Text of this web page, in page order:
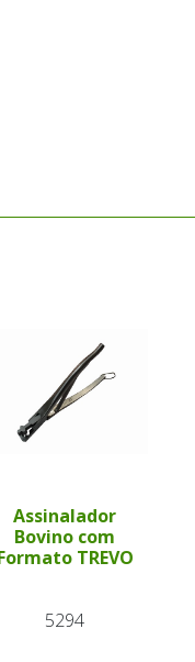
Assinalador
Bovino com
TREVO
5294